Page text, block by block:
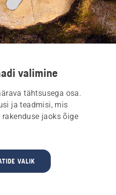
valimine
tähtsusega osa.
ja teadmisi, mis
jaoks õige
VALIK